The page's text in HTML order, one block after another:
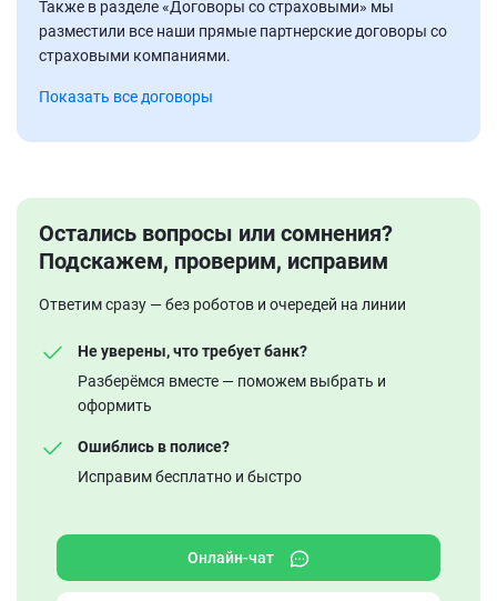
Также в разделе «Договоры со страховыми» мы
разместили все наши прямые партнерские договоры со
страховыми компаниями.
Показать все договоры
Остались вопросы или сомнения?
Подскажем, проверим, исправим
Ответим сразу — без роботов и очередей на линии
Не уверены, что требует банк?
Разберёмся вместе — поможем выбрать и
оформить
Ошиблись в полисе?
Исправим бесплатно и быстро
Онлайн-чат